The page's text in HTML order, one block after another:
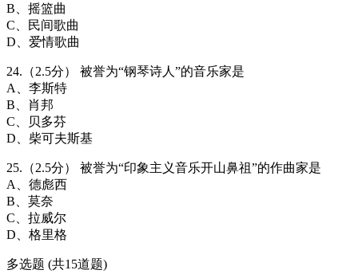
B、摇篮曲
C、民间歌曲
D、爱情歌曲
24.（2.5分） 被誉为“钢琴诗人”的音乐家是
A、李斯特
B、肖邦
C、贝多芬
D、柴可夫斯基
25.（2.5分） 被誉为“印象主义音乐开山鼻祖”的作曲家是
A、德彪西
B、莫奈
C、拉威尔
D、格里格
多选题 (共15道题)